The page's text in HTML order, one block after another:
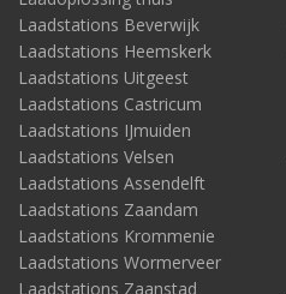
Laadstations Beverwijk
Laadstations Heemskerk
Laadstations Uitgeest
Laadstations Castricum
Laadstations IJmuiden
Laadstations Velsen
Laadstations Assendelft
Laadstations Zaandam
Laadstations Krommenie
Laadstations Wormerveer
Laadstations Zaanstad